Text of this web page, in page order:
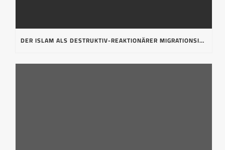
DER ISLAM ALS DESTRUKTIV-REAKTIONÄRER MIGRATIONSIMPORT